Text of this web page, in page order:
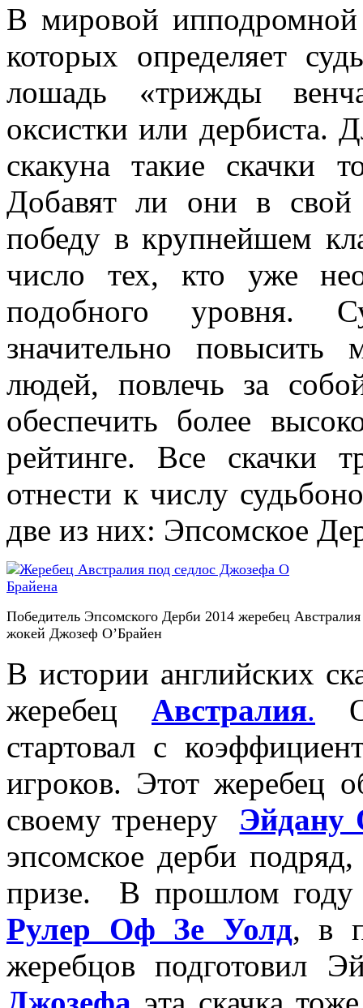
В мировой ипподромной
которых определяет
лошадь «трижды
оксистки или дербиста.
скакуна такие скачки
Добавят ли они в
победу в крупнейшем
число тех, кто уже
подобного уровня.
значительно повысить
людей, повлечь за
обеспечить более
рейтинге. Все скачки
отнести к числу
две из них: Эпсомское
Победитель Эпсомского Дерби 2014 жеребец
жокей Джозеф О’Брайен
В истории английских
жеребец Австралия.
стартовал с
игроков. Этот жеребец
своему тренеру Эйдану
эпсомское дерби
призе. В прошлом году
Рулер Оф Зе Уолд, в
жеребцов подготовил